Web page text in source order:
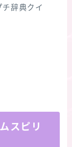
チ辞典クイ
スピリ